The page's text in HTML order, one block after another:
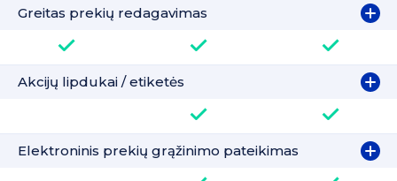
Greitas prekių redagavimas
Akcijų lipdukai / etiketės
Elektroninis prekių grąžinimo pateikimas